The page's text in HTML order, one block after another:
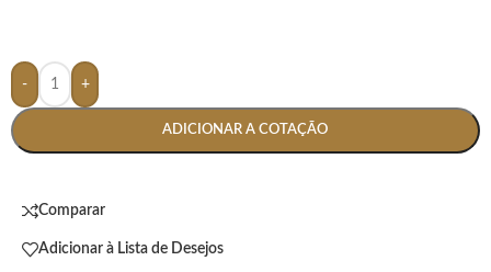
- +
ADICIONAR A COTAÇÃO
Comparar
Adicionar à Lista de Desejos